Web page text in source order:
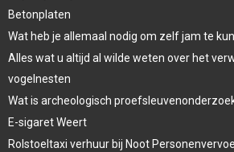
Betonplaten
Wat heb je allemaal nodig om zelf jam te
Alles wat u altijd al wilde weten over het
vogelnesten
Wat is archeologisch
E-sigaret Weert
Rolstoeltaxi verhuur bij Noot